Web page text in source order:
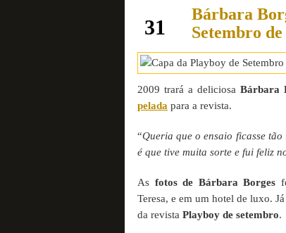
31
Bárbara
Setembro de
2009 trará a deliciosa Bárbara
pelada para a revista.
“Queria que o ensaio ficasse
é que tive muita sorte e fui feliz
As fotos de Bárbara Borges
Teresa, e em um hotel de luxo.
da revista Playboy de setembro.